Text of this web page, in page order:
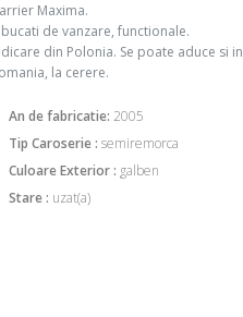
Maxima.
de vanzare, functionale.
din Polonia. Se poate aduce si in
la cerere.
An de fabricatie: 2005
Tip Caroserie : semiremorca
Culoare Exterior : galben
Stare : uzat(a)